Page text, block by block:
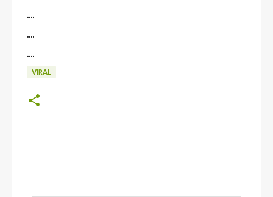
....
....
....
VIRAL